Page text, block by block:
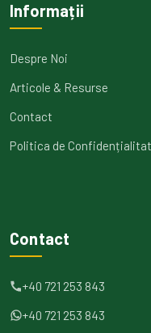
Informații
Despre Noi
Articole & Resurse
Contact
Politica de
Contact
+40 721 253 843
+40 721 253 843